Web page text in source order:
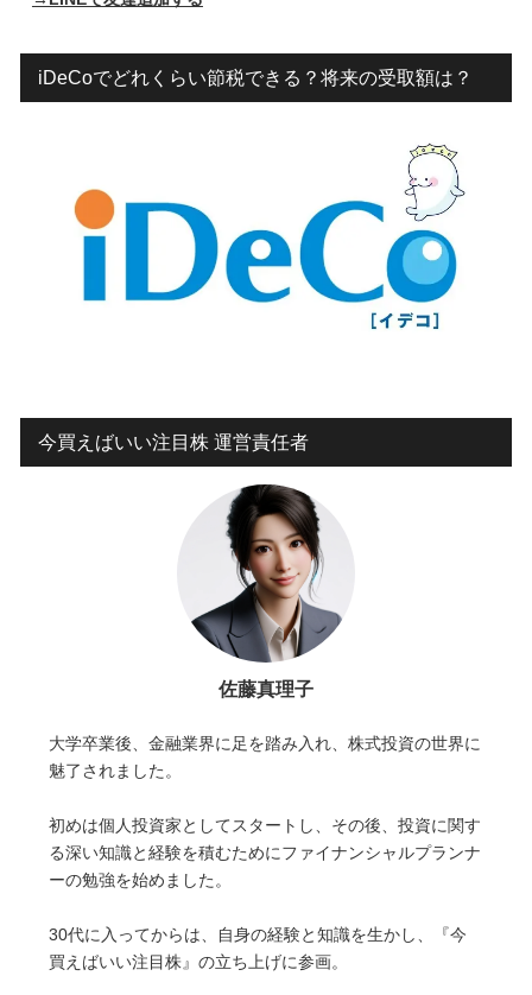
iDeCoでどれくらい節税できる？将来の受取額は？
今買えばいい注目株 運営責任者
佐藤真理子
大学卒業後、金融業界に足を踏み入れ、株式投資の世界に
魅了されました。
初めは個人投資家としてスタートし、その後、投資に関す
る深い知識と経験を積むためにファイナンシャルプランナ
ーの勉強を始めました。
30代に入ってからは、自身の経験と知識を生かし、『今
買えばいい注目株』の立ち上げに参画。